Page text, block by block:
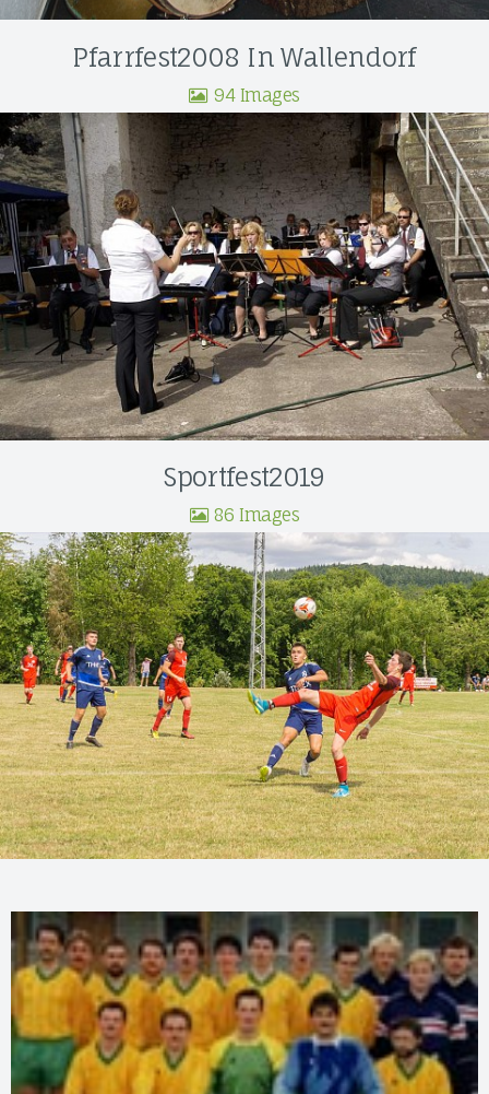
Pfarrfest2008 In Wallendorf
94 Images
Sportfest2019
86 Images